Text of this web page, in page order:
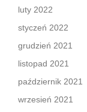
luty 2022
styczeń 2022
grudzień 2021
listopad 2021
październik 2021
wrzesień 2021